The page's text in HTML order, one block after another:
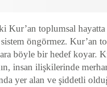
Kur’an toplumsal
öngörmez. Kur’an
böyle bir hedef koyar.
insan ilişkilerinde
yer alan ve şiddetli